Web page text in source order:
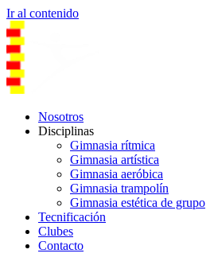
Ir al contenido
Nosotros
Disciplinas
Gimnasia rítmica
Gimnasia artística
Gimnasia aeróbica
Gimnasia trampolín
Gimnasia estética de grupo
Tecnificación
Clubes
Contacto